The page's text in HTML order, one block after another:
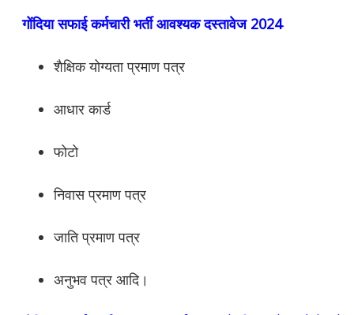
गोंदिया सफाई कर्मचारी भर्ती आवश्यक दस्तावेज 2024
शैक्षिक योग्यता प्रमाण पत्र
आधार कार्ड
फोटो
निवास प्रमाण पत्र
जाति प्रमाण पत्र
अनुभव पत्र आदि।